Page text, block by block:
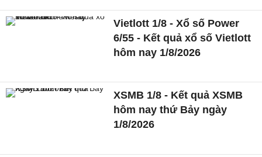
Vietlott 1/8 - Xổ số Power
6/55 - Kết quả xổ số Vietlott
hôm nay 1/8/2026
XSMB 1/8 - Kết quả XSMB
hôm nay thứ Bảy ngày
1/8/2026